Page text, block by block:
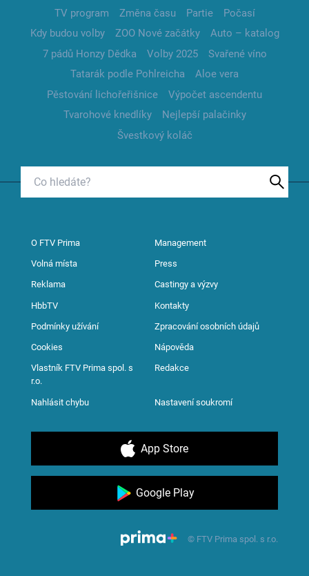
TV program
Změna času Partie
Počasí
Kdy budou volby
ZOO Nové začátky
Auto – katalog
7 pádů Honzy Dědka
Volby 2025
Svařené víno
Tatarák podle Pohlreicha
Aloe vera
Pěstování lichořeřišnice
Výpočet ascendentu
Tvarohové knedlíky
Nejlepší palačinky
Švestkový koláč
O FTV Prima Management
Volná místa Press
Reklama Castingy a výzvy
HbbTV Kontakty
Podmínky užívání Zpracování osobních údajů
Cookies Nápověda
Vlastník FTV Prima spol. s
r.o.
Redakce
Nahlásit chybu Nastavení soukromí
App Store
Google Play
© FTV Prima spol. s r.o.